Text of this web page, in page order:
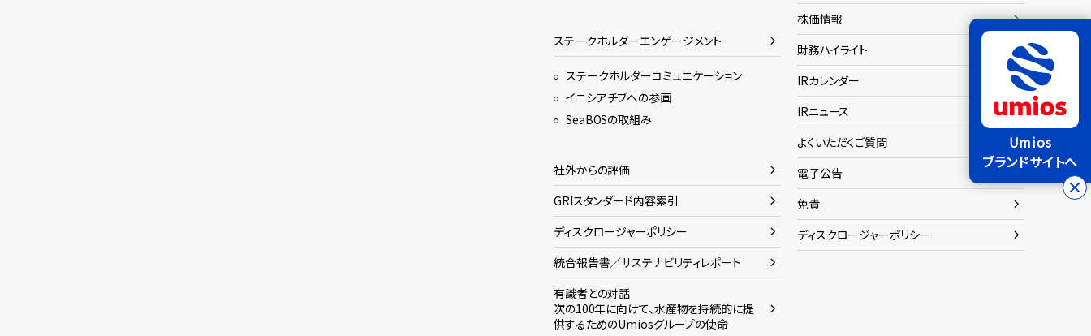
Umios
ブランドサイトへ
ステークホルダーエンゲージメント
ステークホルダーコミュニケーション
イニシアチブへの参画
SeaBOSの取組み
社外からの評価
GRIスタンダード内容索引
ディスクロージャーポリシー
統合報告書／サステナビリティレポート
有識者との対話
次の100年に向けて、水産物を持続的に提
供するためのUmiosグループの使命
株価情報
財務ハイライト
IRカレンダー
IRニュース
よくいただくご質問
電子公告
免責
ディスクロージャーポリシー